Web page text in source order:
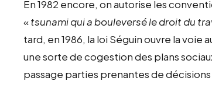
En 1982 encore, on autorise les
«tsunami qui a bouleversé le droit du
tard, en 1986, la loi Séguin ouvre la voie
une sorte de cogestion des plans
passage parties prenantes de